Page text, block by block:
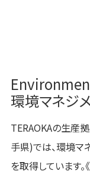
環境マネジ
TERAOKAの生産
手県)では、環境マ
を取得しています